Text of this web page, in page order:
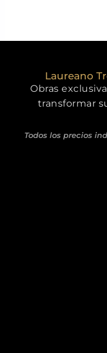
Laureano
Obras
transformar
Todos los precios